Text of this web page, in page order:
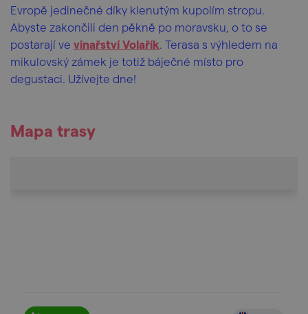
Evropě jedinečné díky klenutým kupolím stropu.
Abyste zakončili den pěkně po moravsku, o to se
postarají ve vinařství Volařík. Terasa s výhledem na
mikulovský zámek je totiž báječné místo pro
degustaci. Užívejte dne!
Mapa trasy